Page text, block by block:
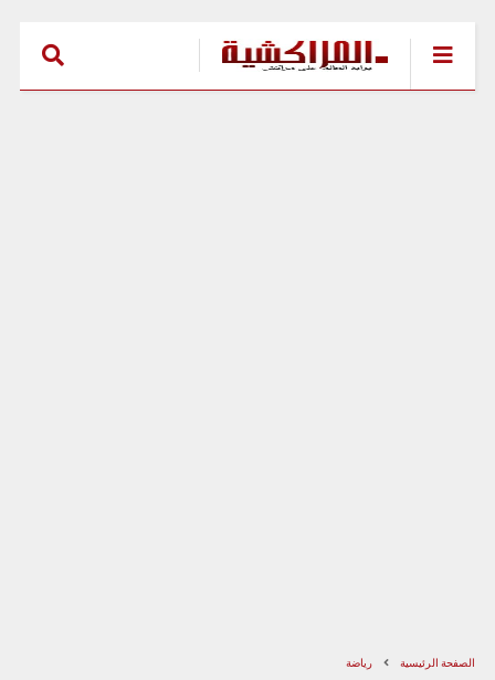
الصفحة الرئيسية رياضة